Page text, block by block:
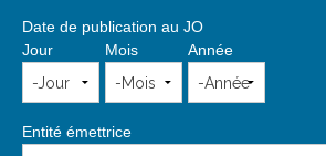
Date de publication au JO
Jour
Mois Année
Entité émettrice